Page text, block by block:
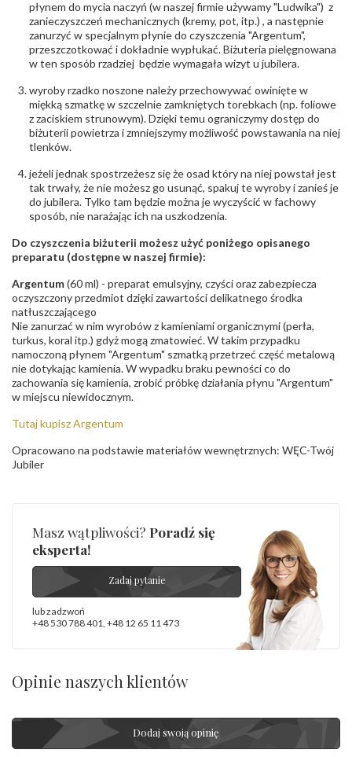
POZOSTAŁE KAMIENIE
Rodzaje
kamieni:
Szafir White
Liczba kamieni:
Szafir White - 1 szt.
Szlif kamieni:
Fasetowy owalny
Masa kamieni
(łącznie):
ok. 0.92 ct.
INNE PARAMETRY
Producent
679-25-92-107; sklep@wec.com.pl
Bezpieczeństwo
- rodzaj
ostrzeżenia:
Nie nadaje się dla dzieci w wieku poniżej 3 lat
,Elementy w wyrobie wykonane z białego złota
płynem do mycia naczyń (w naszej firmie używamy "Ludwika") z
zanieczyszczeń mechanicznych (kremy, pot, itp.) , a następnie
zanurzyć w specjalnym płynie do czyszczenia "Argentum",
przeszczotkować i dokładnie wypłukać. Biżuteria pielęgnowana
w ten sposób rzadziej będzie wymagała wizyt u jubilera.
wyroby rzadko noszone należy przechowywać owinięte w
miękką szmatkę w szczelnie zamkniętych torebkach (np. foliowe
z zaciskiem strunowym). Dzięki temu ograniczymy dostęp do
biżuterii powietrza i zmniejszymy możliwość powstawania na niej
tlenków.
jeżeli jednak spostrzeżesz się że osad który na niej powstał jest
tak trwały, że nie możesz go usunąć, spakuj te wyroby i zanieś je
do jubilera. Tylko tam będzie można je wyczyścić w fachowy
sposób, nie narażając ich na uszkodzenia.
Do czyszczenia biżuterii możesz użyć poniżego opisanego
preparatu (dostępne w naszej firmie):
Argentum(60 ml) - preparat emulsyjny, czyści oraz zabezpiecza
oczyszczony przedmiot dzięki zawartości delikatnego środka
natłuszczającego
Nie zanurzać w nim wyrobów z kamieniami organicznymi (perła,
turkus, koral itp.) gdyż mogą zmatowieć. W takim przypadku
namoczoną płynem "Argentum" szmatką przetrzeć część metalową
nie dotykając kamienia. W wypadku braku pewności co do
zachowania się kamienia, zrobić próbkę działania płynu "Argentum"
w miejscu niewidocznym.
Tutaj kupisz Argentum
Opracowano na podstawie materiałów wewnętrznych: WĘC-Twój
Jubiler
Masz wątpliwości? Poradź się
eksperta!
Zadaj pytanie
lub zadzwoń
+48 530 788 401, +48 12 65 11 473
Opinie naszych klientów
Dodaj swoją opinię